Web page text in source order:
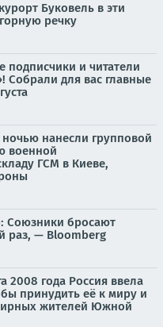
Буковель в эти
речку
подписчики и читатели
Собрали для вас главные
нанесли групповой
военной
ГСМ в Киеве,
Союзники бросают
раз, — Bloomberg
2008 года Россия ввела
принудить её к миру и
жителей Южной